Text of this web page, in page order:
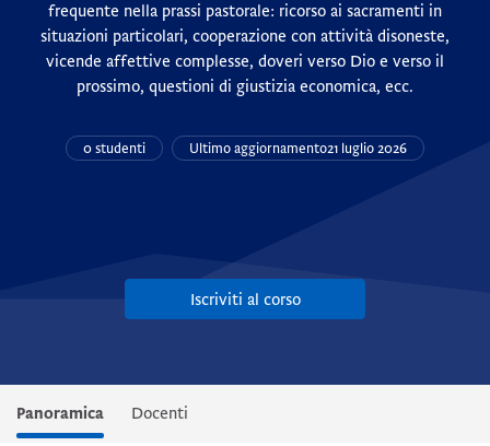
frequente nella prassi pastorale: ricorso ai sacramenti in
situazioni particolari, cooperazione con attività disoneste,
vicende affettive complesse, doveri verso Dio e verso il
prossimo, questioni di giustizia economica, ecc.
0 studenti Ultimo aggiornamento21 luglio 2026
Iscriviti al corso
Panoramica Docenti